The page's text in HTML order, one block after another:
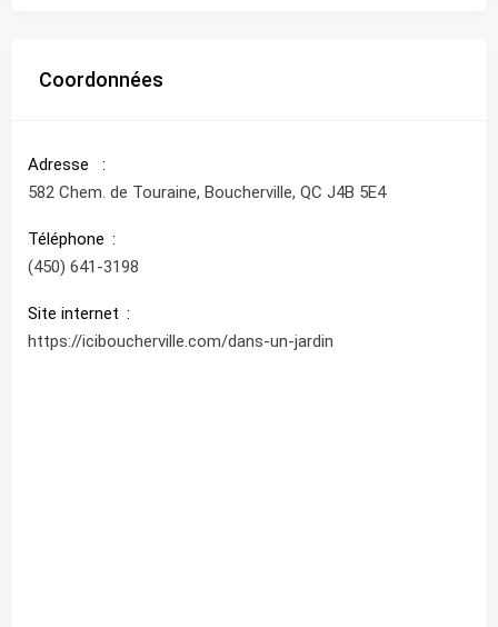
Coordonnées
Adresse
582 Chem. de Touraine, Boucherville, QC J4B 5E4
Téléphone
(450) 641-3198
Site internet
https://iciboucherville.com/dans-un-jardin